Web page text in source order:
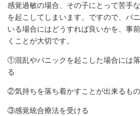
感覚過敏の場合、その子にとって苦手
を起こしてしまいます。ですので、パ
いる場合にはどうすれば良いかを、事
くことが大切です。
①混乱やパニックを起こした場合には
る
②気持ちを落ち着かすことが出来るも
③感覚統合療法を受ける